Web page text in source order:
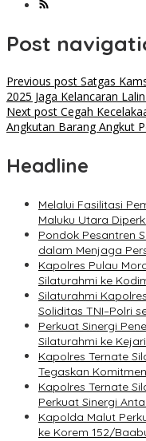
Post
Previous post Satgas
2025 Jaga Kelancaran
Next post Cegah
Angkutan Barang Angkut
Headline
Melalui Fasilitasi
Maluku Utara
Pondok Pesantren
dalam Menjaga
Kapolres Pulau
Silaturahmi ke
Silaturahmi
Soliditas TNI–Polri
Perkuat Sinergi
Silaturahmi ke
Kapolres Ternate
Tegaskan
Kapolres Ternate
Perkuat Sinergi
Kapolda Malut
ke Korem 152/